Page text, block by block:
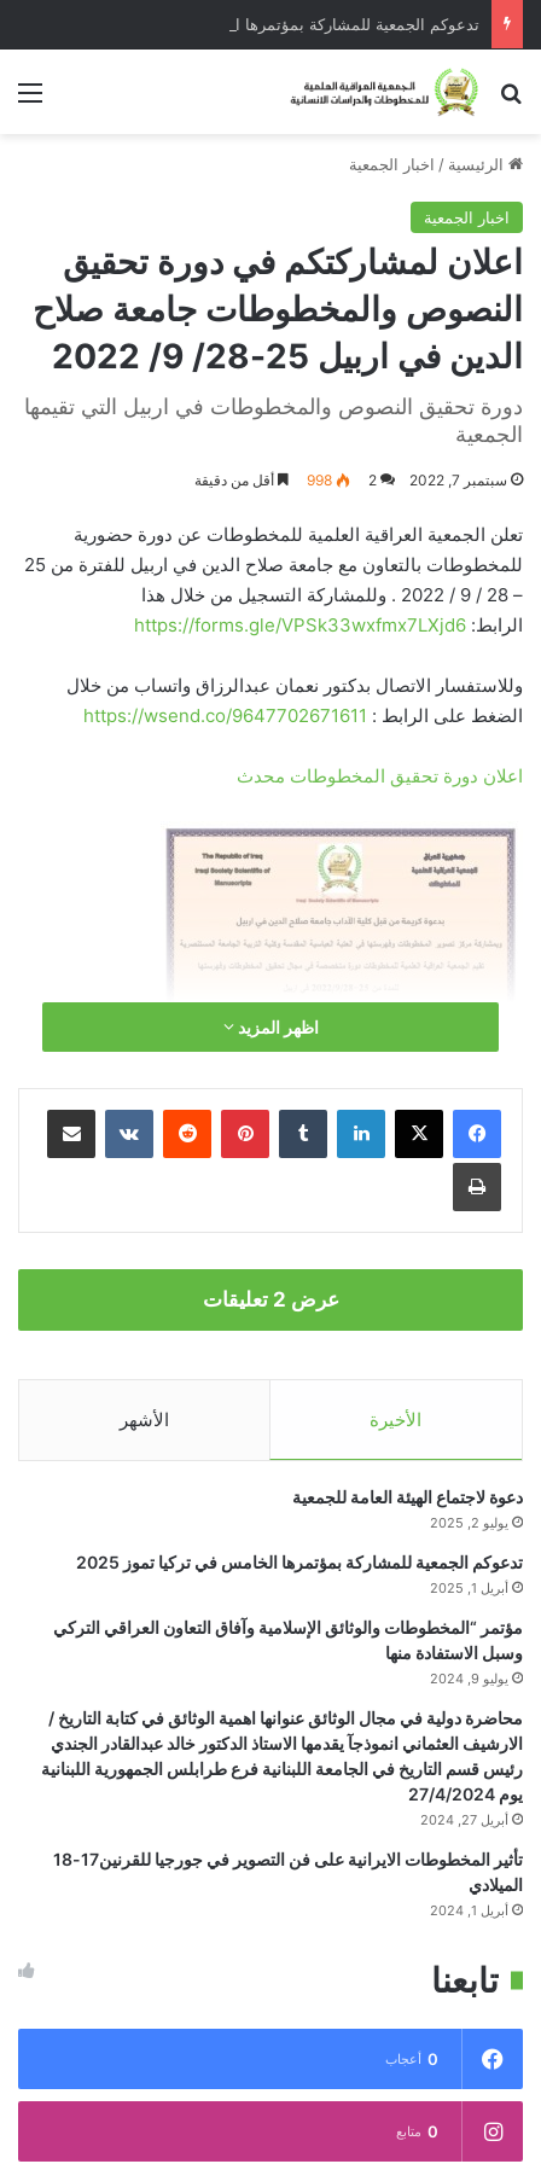
تدعوكم الجمعية للمشاركة بمؤتمرها الخامس في تركيا تموز 2025
بحث عن
الرئيسية / اخبار الجمعية
اخبار الجمعية
اعلان لمشاركتكم في دورة تحقيق
النصوص والمخطوطات جامعة صلاح
الدين في اربيل 25-28/ 9/ 2022
دورة تحقيق النصوص والمخطوطات في اربيل التي تقيمها
الجمعية
سبتمبر 7, 2022 2
998 أقل من دقيقة
تعلن الجمعية العراقية العلمية للمخطوطات عن دورة حضورية
للمخطوطات بالتعاون مع جامعة صلاح الدين في اربيل للفترة من 25
– 28 / 9 / 2022 . وللمشاركة التسجيل من خلال هذا
الرابط: https://forms.gle/VPSk33wxfmx7LXjd6
وللاستفسار الاتصال بدكتور نعمان عبدالرزاق واتساب من خلال
الضغط على الرابط : https://wsend.co/9647702671611
اعلان دورة تحقيق المخطوطات محدث
اظهر المزيد
لينكدإن بينتيريست
عرض 2 تعليقات
الأخيرة الأشهر
دعوة لاجتماع الهيئة العامة للجمعية
يوليو 2, 2025
تدعوكم الجمعية للمشاركة بمؤتمرها الخامس في تركيا تموز 2025
أبريل 1, 2025
مؤتمر “المخطوطات والوثائق الإسلامية وآفاق التعاون العراقي التركي
وسبل الاستفادة منها
يوليو 9, 2024
محاضرة دولية في مجال الوثائق عنوانها اهمية الوثائق في كتابة التاريخ /
الارشيف العثماني انموذجآ يقدمها الاستاذ الدكتور خالد عبدالقادر الجندي
رئيس قسم التاريخ في الجامعة اللبنانية فرع طرابلس الجمهورية اللبنانية
يوم 27/4/2024
أبريل 27, 2024
تأثير المخطوطات الايرانية على فن التصوير في جورجيا للقرنين17-18
الميلادي
أبريل 1, 2024
تابعنا
0 أعجاب
0 متابع